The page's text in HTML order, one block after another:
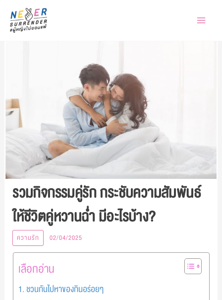
รวมกิจกรรมคู่รัก กระชับความสัมพันธ์
ให้ชีวิตคู่หวานฉ่ำ มีอะไรบ้าง?
ความรัก 02/04/2025
เลือกอ่าน
1. ชวนกันไปหาของกินอร่อยๆ